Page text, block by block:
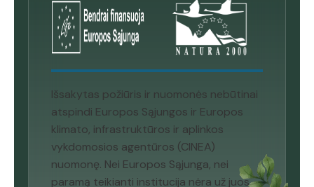
Išsakytas požiūris ir nuomonės nebūtinai
atspindi Europos Sąjungos ir Europos
klimato, infrastruktūros ir aplinkos
vykdomosios agentūros (CINEA)
nuomonę. Nei Europos Sąjunga, nei
paramą teikianti institucija nėra už juos